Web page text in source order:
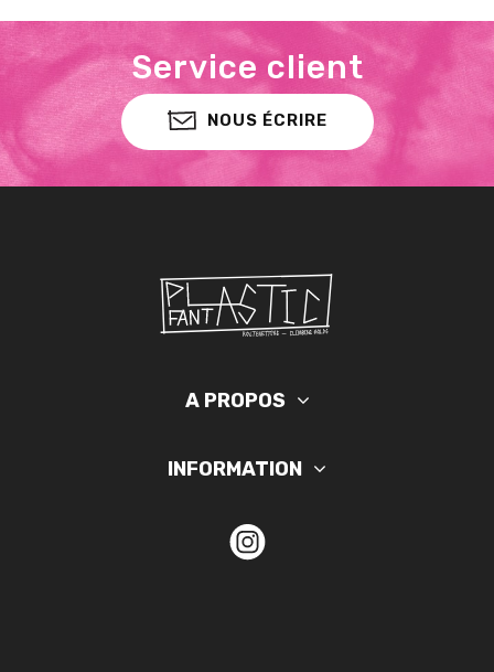
Service client
NOUS ÉCRIRE
A PROPOS
INFORMATION